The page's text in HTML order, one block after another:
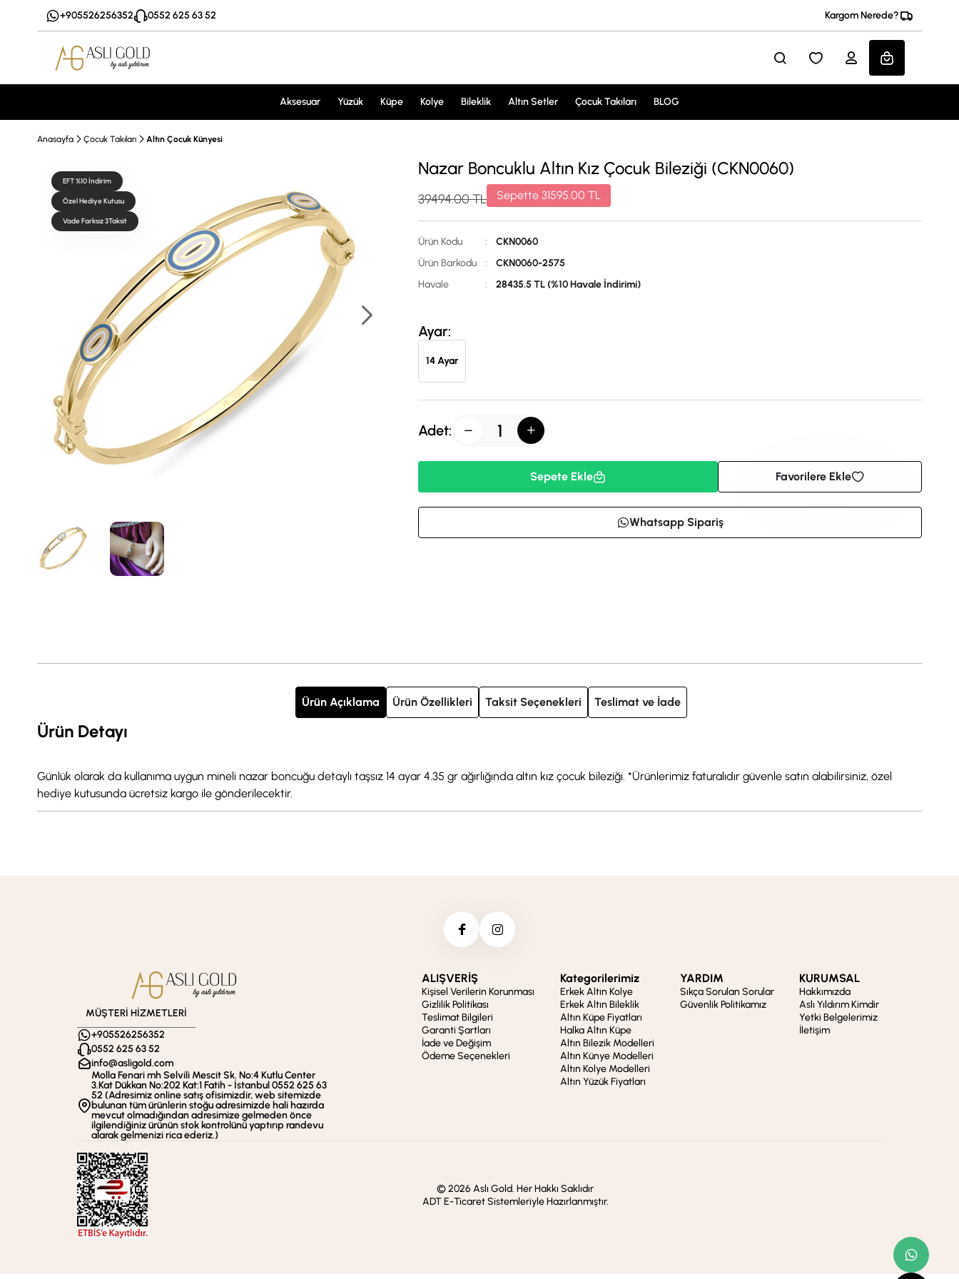
+905526256352 0552 625 63 52 Kargom Nerede?
Aksesuar Yüzük Küpe Kolye Bileklik Altın Setler Çocuk Takıları BLOG
Anasayfa Çocuk Takıları Altın Çocuk Künyesi
EFT %10 İndirim
Özel Hediye Kutusu
Vade Farksız 3Taksit
Nazar Boncuklu Altın Kız Çocuk Bileziği (CKN0060)
39494.00TL Sepette31595.00TL
Ürün Kodu :
CKN0060
Ürün Barkodu
:
CKN0060-2575
Havale
: 28435.5 TL (%10 Havale İndirimi)
Ayar:
14 Ayar
Adet:
Sepete Ekle Favorilere Ekle
Whatsapp Sipariş
Ürün Açıklama Ürün Özellikleri Taksit Seçenekleri Teslimat ve İade
Ürün Detayı
Günlük olarak da kullanıma uygun mineli nazar boncuğu detaylı taşsız 14 ayar 4.35 gr ağırlığında altın kız çocuk bileziği. *Ürünlerimiz faturalıdır güvenle satın alabilirsiniz, özel
hediye kutusunda ücretsiz kargo ile gönderilecektir.
MÜŞTERİ HİZMETLERİ
+905526256352
0552 625 63 52
info@asligold.com
Molla Fenari mh Selvili Mescit Sk. No:4 Kutlu Center
3.Kat Dükkan No:202 Kat:1 Fatih - İstanbul 0552 625 63
52 (Adresimiz online satış ofisimizdir, web sitemizde
bulunan tüm ürünlerin stoğu adresimizde hali hazırda
mevcut olmadığından adresimize gelmeden önce
ilgilendiğiniz ürünün stok kontrolünü yaptırıp randevu
alarak gelmenizi rica ederiz.)
ALIŞVERİŞ
Kişisel Verilerin Korunması
Gizlilik Politikası
Teslimat Bilgileri
Garanti Şartları
İade ve Değişim
Ödeme Seçenekleri
Kategorilerimiz
Erkek Altın Kolye
Erkek Altın Bileklik
Altın Küpe Fiyatları
Halka Altın Küpe
Altın Bilezik Modelleri
Altın Künye Modelleri
Altın Kolye Modelleri
Altın Yüzük Fiyatları
YARDIM
Sıkça Sorulan Sorular
Güvenlik Politikamız
KURUMSAL
Hakkımızda
Aslı Yıldırım Kimdir
Yetki Belgelerimiz
İletişim
© 2026 Aslı Gold. Her Hakkı Saklıdır
ADT E-Ticaret Sistemleriyle Hazırlanmıştır.